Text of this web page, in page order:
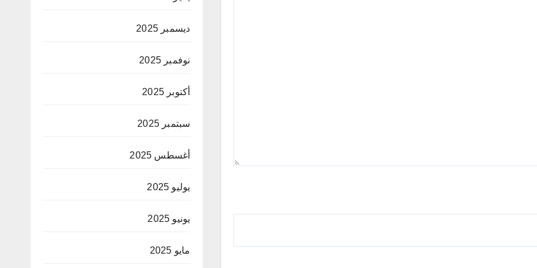
ديسمبر 2025
نوفمبر 2025
أكتوبر 2025
سبتمبر 2025
أغسطس 2025
يوليو 2025
يونيو 2025
مايو 2025